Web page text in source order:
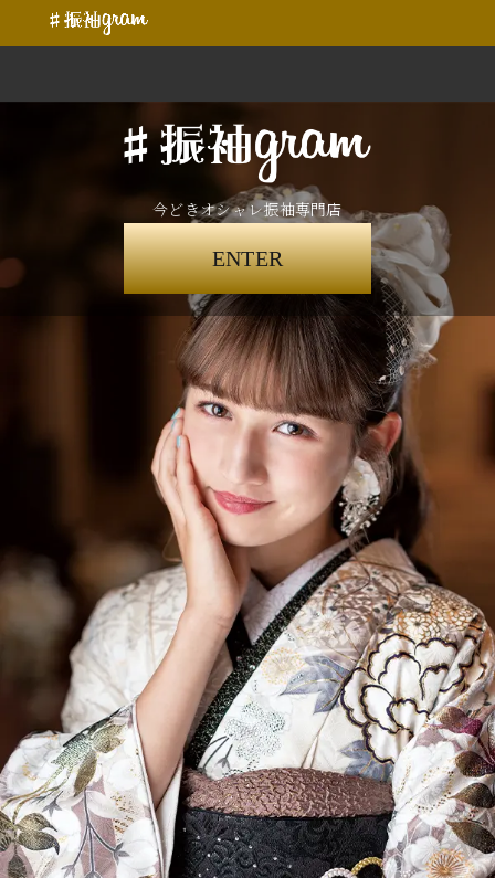
今どきオシャレ振袖専門店
ENTER